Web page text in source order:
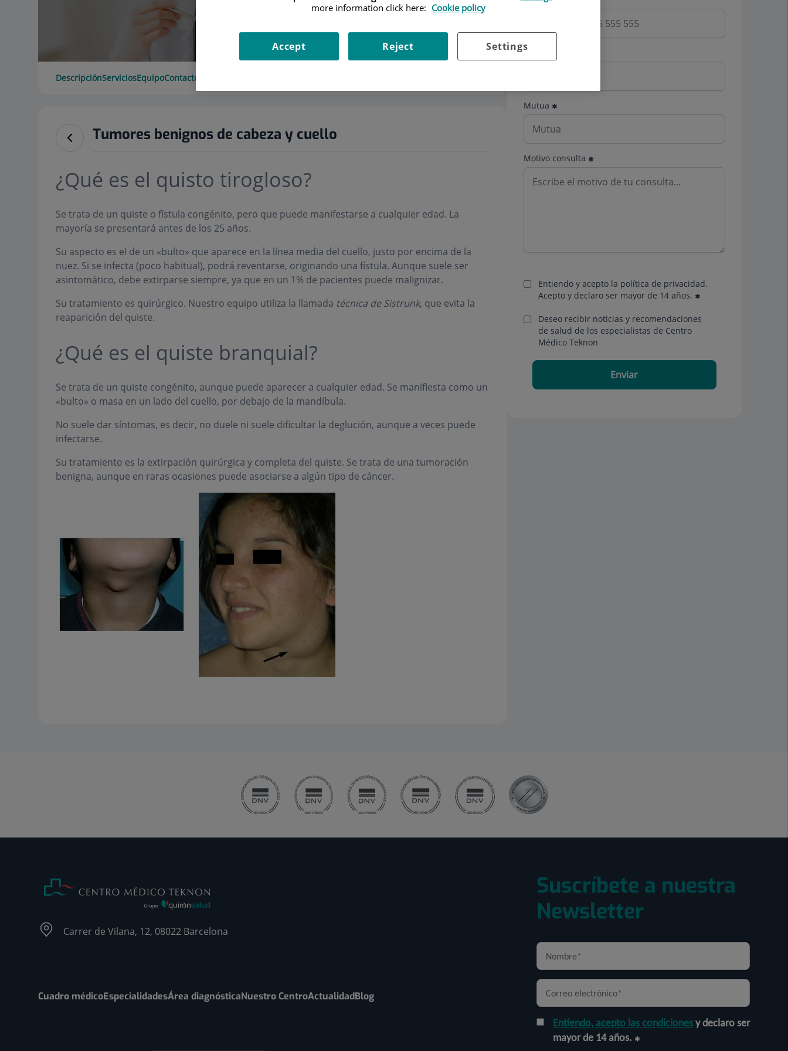
DescripciónServiciosEquipoContacto
Tumores benignos de cabeza y cuello
¿Qué es el quisto tirogloso?
Se trata de un quiste o fístula congénito, pero que puede manifestarse a cualquier edad. La
mayoría se presentará antes de los 25 años.
Su aspecto es el de un «bulto» que aparece en la línea media del cuello, justo por encima de la
nuez. Si se infecta (poco habitual), podrá reventarse, originando una fístula. Aunque suele ser
asintomático, debe extirparse siempre, ya que en un 1% de pacientes puede malignizar.
Su tratamiento es quirúrgico. Nuestro equipo utiliza la llamada técnica de Sistrunk, que evita la
reaparición del quiste.
¿Qué es el quiste branquial?
Se trata de un quiste congénito, aunque puede aparecer a cualquier edad. Se manifiesta como un
«bulto» o masa en un lado del cuello, por debajo de la mandíbula.
No suele dar síntomas, es decir, no duele ni suele dificultar la deglución, aunque a veces puede
infectarse.
Su tratamiento es la extirpación quirúrgica y completa del quiste. Se trata de una tumoración
benigna, aunque en raras ocasiones puede asociarse a algún tipo de cáncer.
Email
Mutua
Motivo consulta
Entiendo y acepto la política de privacidad.
Acepto y declaro ser mayor de 14 años.
Deseo recibir noticias y recomendaciones
de salud de los especialistas de Centro
Médico Teknon
Enviar
Carrer de Vilana, 12, 08022 Barcelona
Cuadro médicoEspecialidadesÁrea diagnósticaNuestro CentroActualidadBlog
Suscríbete a nuestra
Newsletter
Entiendo, acepto las condicionesy declaro ser
mayor de 14 años.
more information click here: Cookie policy
Settings
Reject
Accept